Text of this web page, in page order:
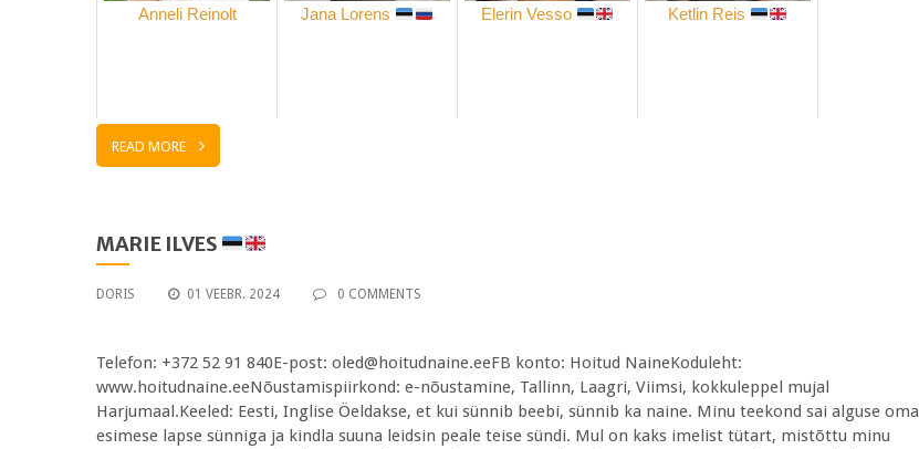
Anneli Reinolt Jana Lorens Elerin Vesso Ketlin Reis
READ MORE
MARIE ILVES
DORIS 01 VEEBR. 2024 0 COMMENTS
Telefon: +372 52 91 840E-post: oled@hoitudnaine.eeFB konto: Hoitud NaineKoduleht:
www.hoitudnaine.eeNõustamispiirkond: e-nõustamine, Tallinn, Laagri, Viimsi, kokkuleppel mujal
Harjumaal.Keeled: Eesti, Inglise Öeldakse, et kui sünnib beebi, sünnib ka naine. Minu teekond sai alguse oma
esimese lapse sünniga ja kindla suuna leidsin peale teise sündi. Mul on kaks imelist tütart, mistõttu minu